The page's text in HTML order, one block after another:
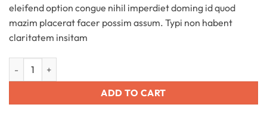
eleifend option congue nihil imperdiet doming id quod
mazim placerat facer possim assum. Typi non habent
claritatem insitam
Yoga Course quantity
ADD TO CART